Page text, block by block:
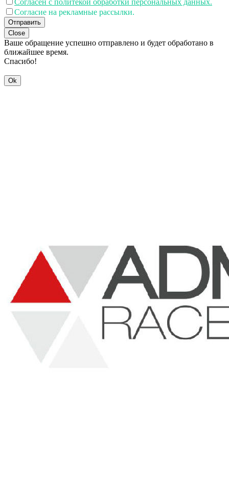
Согласен с политекой обработки персональных данных.
Согласие на рекламные рассылки.
Отправить
Close
Ваше обращение успешно отправлено и будет обработано в
ближайшее время.
Спасибо!
Ok